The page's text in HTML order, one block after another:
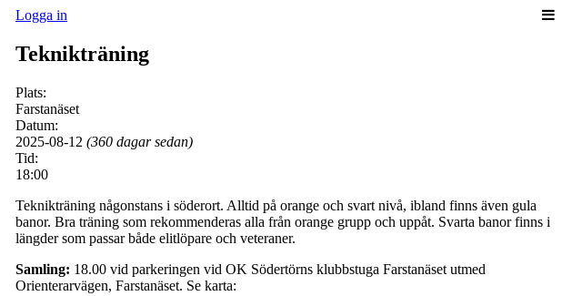
Logga in
Teknikträning
Plats:
Farstanäset
Datum:
2025-08-12 (360 dagar sedan)
Tid:
18:00
Teknikträning någonstans i söderort. Alltid på orange och svart nivå, ibland finns även gula
banor. Bra träning som rekommenderas alla från orange grupp och uppåt. Svarta banor finns i
längder som passar både elitlöpare och veteraner.
Samling: 18.00 vid parkeringen vid OK Södertörns klubbstuga Farstanäset utmed
Orienterarvägen, Farstanäset. Se karta: